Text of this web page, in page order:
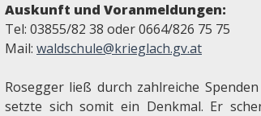
Auskunft und Voranmeldungen:
Tel: 03855/82 38 oder 0664/826 75 75
Mail: waldschule@krieglach.gv.at
Rosegger ließ durch zahlreiche
setzte sich somit ein Denkmal. Er